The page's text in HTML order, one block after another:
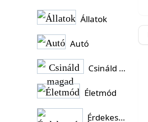
Állatok
Autó
Csináld magad
Életmód
Érdekességek